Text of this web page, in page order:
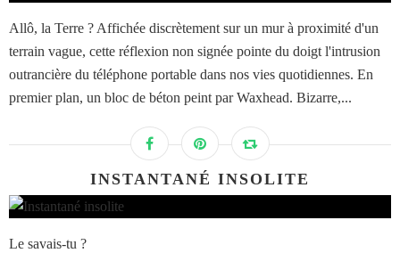
Allô, la Terre ? Affichée discrètement sur un mur à proximité d'un
terrain vague, cette réflexion non signée pointe du doigt l'intrusion
outrancière du téléphone portable dans nos vies quotidiennes. En
premier plan, un bloc de béton peint par Waxhead. Bizarre,...
INSTANTANÉ INSOLITE
Le savais-tu ?